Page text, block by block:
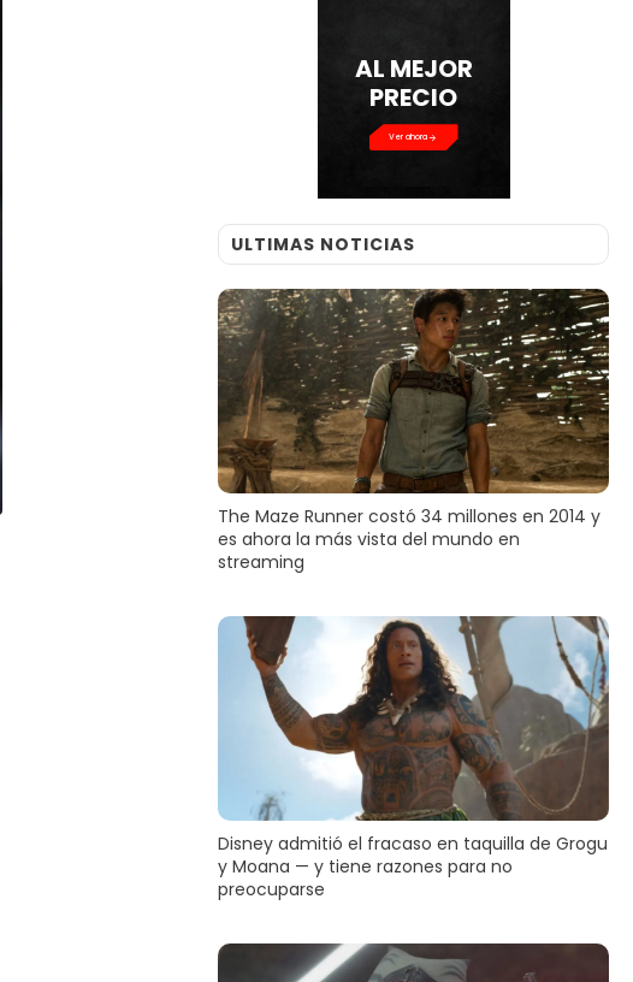
AL MEJOR
PRECIO
Ver ahora
ULTIMAS NOTICIAS
The Maze Runner costó 34 millones en 2014 y
es ahora la más vista del mundo en
streaming
Disney admitió el fracaso en taquilla de Grogu
y Moana — y tiene razones para no
preocuparse